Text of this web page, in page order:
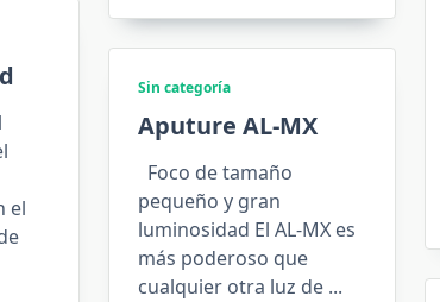
el
Sin categoría
Aputure AL-MX
Foco de tamaño
pequeño y gran
luminosidad El AL-MX es
más poderoso que
cualquier otra luz de ...